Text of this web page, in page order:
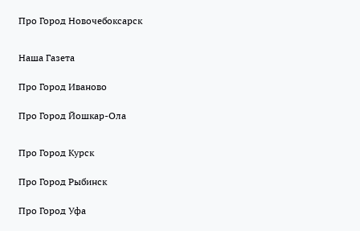
Про Город Новочебоксарск
Наша Газета
Про Город Иваново
Про Город Йошкар-Ола
Про Город Курск
Про Город Рыбинск
Про Город Уфа